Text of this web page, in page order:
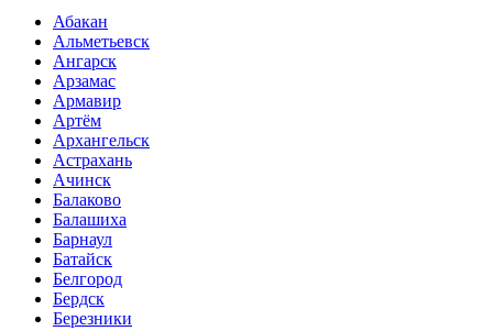
Абакан
Альметьевск
Ангарск
Арзамас
Армавир
Артём
Архангельск
Астрахань
Ачинск
Балаково
Балашиха
Барнаул
Батайск
Белгород
Бердск
Березники